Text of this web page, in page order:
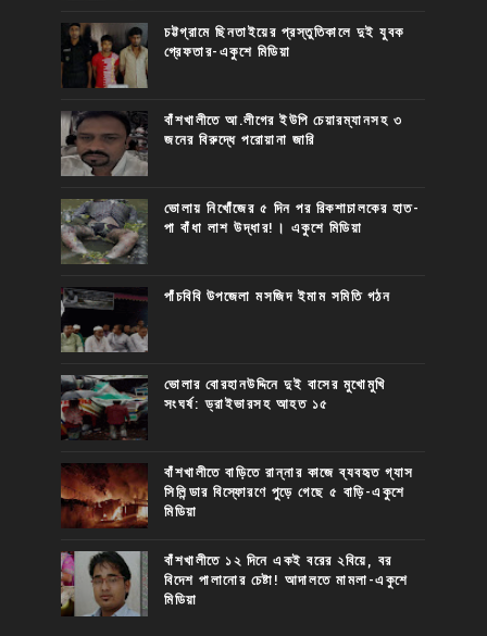
চট্টগ্রামে ছিনতাইয়ের প্রস্তুতিকালে দুই যুবক
গ্রেফতার-একুশে মিডিয়া
বাঁশখালীতে আ.লীগের ইউপি চেয়ারম্যানসহ ৩
জনের বিরুদ্ধে পরোয়ানা জারি
ভোলায় নিখোঁজের ৫ দিন পর রিকশাচালকের হাত-
পা বাঁধা লাশ উদ্ধার!। একুশে মিডিয়া
পাঁচবিবি উপজেলা মসজিদ ইমাম সমিতি গঠন
ভোলার বোরহানউদ্দিনে দুই বাসের মুখোমুখি
সংঘর্ষ: ড্রাইভারসহ আহত ১৫
বাঁশখালীতে বাড়িতে রান্নার কাজে ব্যবহৃত গ্যাস
সিলিন্ডার বিস্ফোরণে পুড়ে গেছে ৫ বাড়ি-একুশে
মিডিয়া
বাঁশখালীতে ১২ দিনে একই বরের ২বিয়ে, বর
বিদেশ পালানোর চেষ্টা! আদালতে মামলা-একুশে
মিডিয়া